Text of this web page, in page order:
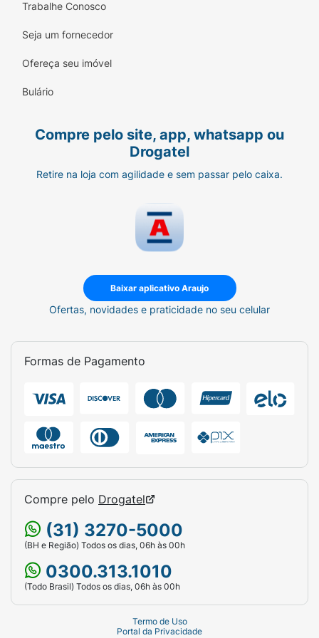
moderna e colecionável que se destaca em
Trabalhe Conosco
Seja um fornecedor
Ofereça seu imóvel
Bulário
Compre pelo site, app, whatsapp ou
Drogatel
Retire na loja com agilidade e sem passar pelo caixa.
Baixar aplicativo Araujo
Ofertas, novidades e praticidade no seu celular
Formas de Pagamento
Compre pelo Drogatel
(31) 3270-5000
(BH e Região) Todos os dias, 06h às 00h
0300.313.1010
(Todo Brasil) Todos os dias, 06h às 00h
Termo de Uso
Portal da Privacidade